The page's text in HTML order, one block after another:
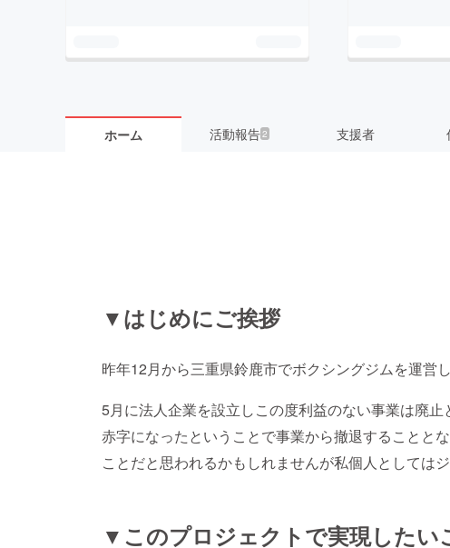
ホーム 活動報告2 支援者
▼はじめにご挨拶
昨年12月から三重県鈴鹿市でボクシングジムを運営
5月に法人企業を設立しこの度利益のない事業は廃
赤字になったということで事業から撤退することと
ことだと思われるかもしれませんが私個人としては
▼このプロジェクトで実現したい